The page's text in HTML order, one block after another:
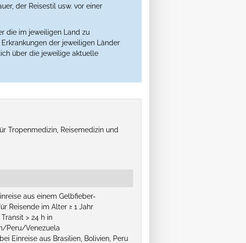
der Reisestil usw. vor einer
die im jeweiligen Land zu
der jeweiligen Länder
über die jeweilige aktuelle
Tropenmedizin, Reisemedizin und
aus einem Gelbfieber-
Reisende im Alter ≥ 1 Jahr
> 24 h in
Peru/Venezuela
Einreise aus Brasilien, Bolivien, Peru